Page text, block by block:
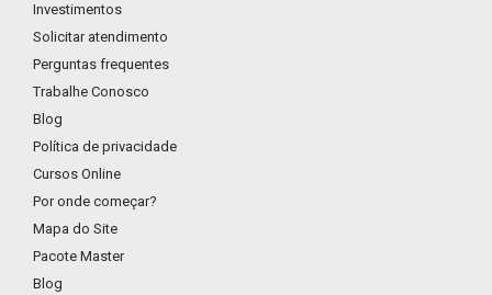
Investimentos
Solicitar atendimento
Perguntas frequentes
Trabalhe Conosco
Blog
Política de privacidade
Cursos Online
Por onde começar?
Mapa do Site
Pacote Master
Blog